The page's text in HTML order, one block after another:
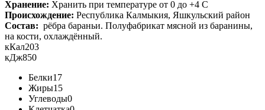
Хранение: Хранить при температуре от 0 до +4 С
Происхождение: Республика Калмыкия, Яшкульский район
Состав: рёбра бараньи. Полуфабрикат мясной из баранины,
на кости, охлаждённый.
кКал203
кДж850
Белки17
Жиры15
Углеводы0